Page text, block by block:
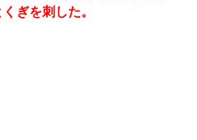
ぎを刺した。